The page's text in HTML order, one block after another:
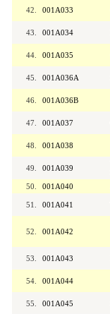
42. 001A033
43. 001A034
44. 001A035
45. 001A036A
46. 001A036B
47. 001A037
48. 001A038
49. 001A039
50.
001A040
51. 001A041
52. 001A042
53. 001A043
54. 001A044
55. 001A045